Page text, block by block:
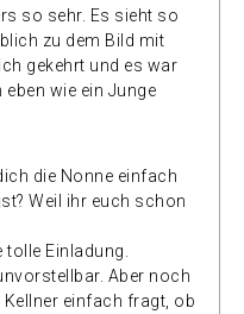
so sehr. Es sieht so
zu dem Bild mit
gekehrt und es war
wie ein Junge
die Nonne einfach
Weil ihr euch schon
Einladung.
Aber noch
einfach fragt, ob